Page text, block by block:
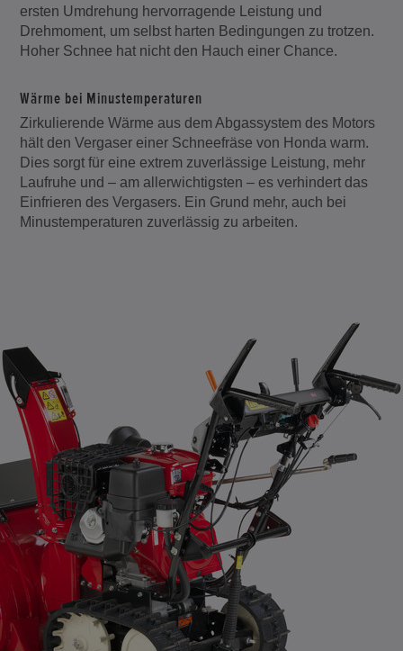
ersten Umdrehung hervorragende Leistung und
Drehmoment, um selbst harten Bedingungen zu trotzen.
Hoher Schnee hat nicht den Hauch einer Chance.
Wärme bei Minustemperaturen
Zirkulierende Wärme aus dem Abgassystem des Motors
hält den Vergaser einer Schneefräse von Honda warm.
Dies sorgt für eine extrem zuverlässige Leistung, mehr
Laufruhe und – am allerwichtigsten – es verhindert das
Einfrieren des Vergasers. Ein Grund mehr, auch bei
Minustemperaturen zuverlässig zu arbeiten.